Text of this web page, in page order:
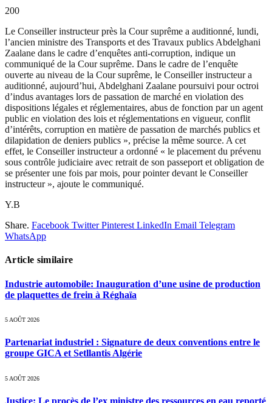
200
Le Conseiller instructeur près la Cour suprême a auditionné, lundi,
l’ancien ministre des Transports et des Travaux publics Abdelghani
Zaalane dans le cadre d’enquêtes anti-corruption, indique un
communiqué de la Cour suprême. Dans le cadre de l’enquête
ouverte au niveau de la Cour suprême, le Conseiller instructeur a
auditionné, aujourd’hui, Abdelghani Zaalane poursuivi pour octroi
d’indus avantages lors de passation de marché en violation des
dispositions légales et réglementaires, abus de fonction par un agent
public en violation des lois et réglementations en vigueur, conflit
d’intérêts, corruption en matière de passation de marchés publics et
dilapidation de deniers publics », précise la même source. A cet
effet, le Conseiller instructeur a ordonné « le placement du prévenu
sous contrôle judiciaire avec retrait de son passeport et obligation de
se présenter une fois par mois, pour pointer devant le Conseiller
instructeur », ajoute le communiqué.
Y.B
Share. Facebook Twitter Pinterest LinkedIn Email Telegram
WhatsApp
Article similaire
Industrie automobile: Inauguration d’une usine de production
de plaquettes de frein à Réghaïa
5 AOÛT 2026
Partenariat industriel : Signature de deux conventions entre le
groupe GICA et Setllantis Algérie
5 AOÛT 2026
Justice: Le procès de l’ex ministre des ressources en eau reporté